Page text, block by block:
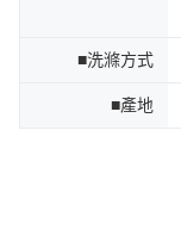
■洗滌方式
■產地